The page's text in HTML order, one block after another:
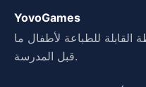
YovoGames
القابلة للطباعة لأطفال ما
قبل المدرسة.